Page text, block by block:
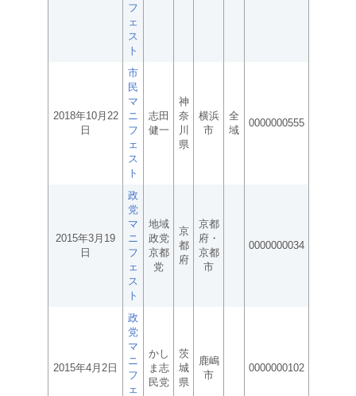
フ
ェ
ス
ト
2018年10月22
日
市
民
マ
ニ
フ
ェ
ス
ト
志田
健一
神
奈
川
県
横浜
市
全
域
0000000555
2015年3月19
日
政
党
マ
ニ
フ
ェ
ス
ト
地域
政党
京都
党
京
都
府
京都
府・
京都
市
0000000034
2015年4月2日
政
党
マ
ニ
フ
ェ
かし
ま志
民党
茨
城
県
鹿嶋
市
0000000102